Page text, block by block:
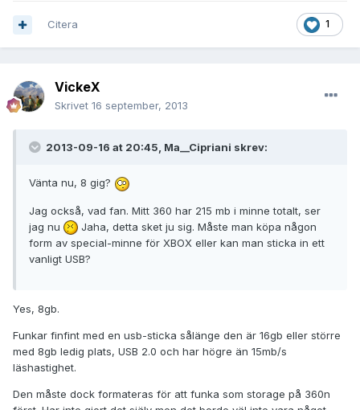
1
Citera
VickeX
Skrivet 16 september, 2013
2013-09-16 at 20:45, Ma__Cipriani skrev:
Vänta nu, 8 gig?
Jag också, vad fan. Mitt 360 har 215 mb i minne totalt, ser
jag nu
Jaha, detta sket ju sig. Måste man köpa någon
form av special-minne för XBOX eller kan man sticka in ett
vanligt USB?
Yes, 8gb.
Funkar finfint med en usb-sticka sålänge den är 16gb eller större
med 8gb ledig plats, USB 2.0 och har högre än 15mb/s
läshastighet.
Den måste dock formateras för att funka som storage på 360n